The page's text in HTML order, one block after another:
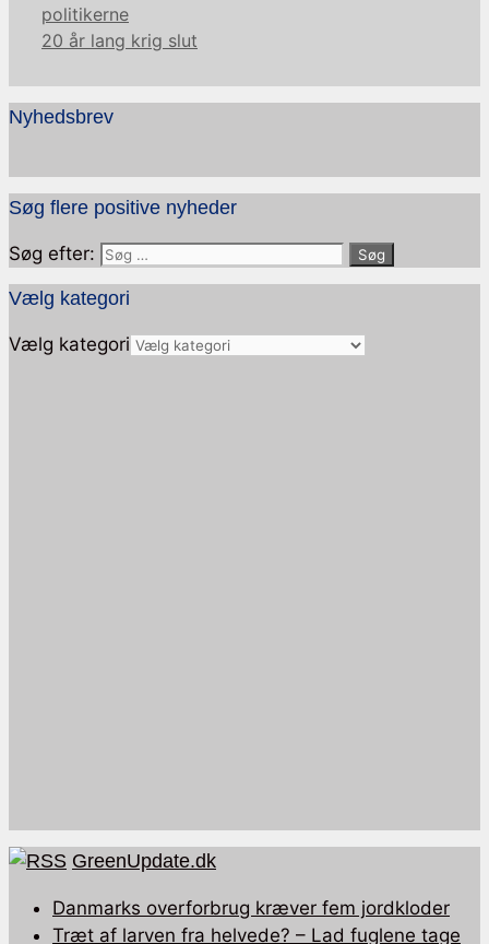
politikerne
20 år lang krig slut
Nyhedsbrev
Søg flere positive nyheder
Søg efter:
Vælg kategori
Vælg kategori
GreenUpdate.dk
Danmarks overforbrug kræver fem jordkloder
Træt af larven fra helvede? – Lad fuglene tage